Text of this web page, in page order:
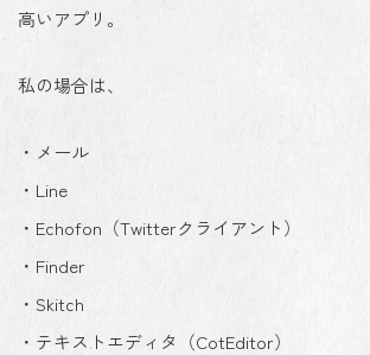
高いアプリ。
私の場合は、
・メール
・Line
・Echofon（Twitterクライアント）
・Finder
・Skitch
・テキストエディタ（CotEditor）